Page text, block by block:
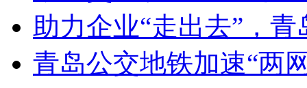
助力企业“走出去”，
青岛公交地铁加速“两